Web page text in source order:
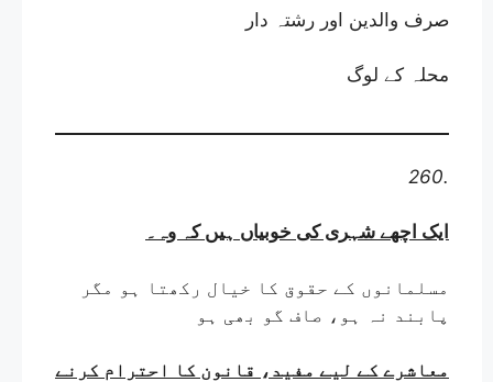
صرف والدین اور رشتہ دار
محلہ کے لوگ
260.
ایک اچھے شہری کی خوبیاں ہیں کہ وہ ۔
مسلمانوں کے حقوق کا خیال رکھتا ہو مگر
پابند نہ ہو، صاف گو بھی ہو
معاشرے کے لیے مفید، قانون کا احترام کرنے